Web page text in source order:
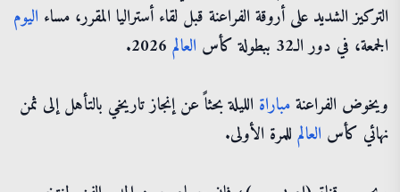
التركيز الشديد على أروقة الفراعنة قبل لقاء أستراليا المقرر، مساء اليوم
الجمعة، في دور الـ32 ببطولة كأس
العالم
ويخوض الفراعنةمباراة الليلة بحثاً عن إنجاز تاريخي بالتأهل إلى ثمن
نهائي كأس العالم للمرة الأولى.